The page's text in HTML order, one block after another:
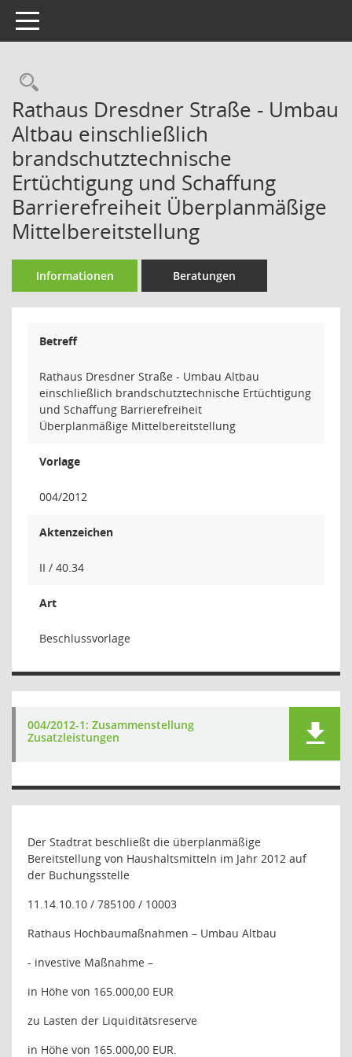
Toggle navigation
Rechercheauswahl
Rathaus Dresdner Straße - Umbau
Altbau einschließlich
brandschutztechnische
Ertüchtigung und Schaffung
Barrierefreiheit Überplanmäßige
Mittelbereitstellung
Informationen Beratungen
Betreff
Rathaus Dresdner Straße - Umbau Altbau
einschließlich brandschutztechnische Ertüchtigung
und Schaffung Barrierefreiheit
Überplanmäßige Mittelbereitstellung
Vorlage
004/2012
Aktenzeichen
II / 40.34
Art
Beschlussvorlage
004/2012-1: Zusammenstellung
Zusatzleistungen
Der Stadtrat beschließt die überplanmäßige
Bereitstellung von Haushaltsmitteln im Jahr 2012 auf
der Buchungsstelle
11.14.10.10 / 785100 / 10003
Rathaus Hochbaumaßnahmen – Umbau Altbau
- investive Maßnahme –
in Höhe von 165.000,00 EUR
zu Lasten der Liquiditätsreserve
in Höhe von 165.000,00 EUR.